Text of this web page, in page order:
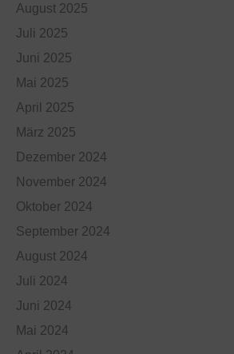
August 2025
Juli 2025
Juni 2025
Mai 2025
April 2025
März 2025
Dezember 2024
November 2024
Oktober 2024
September 2024
August 2024
Juli 2024
Juni 2024
Mai 2024